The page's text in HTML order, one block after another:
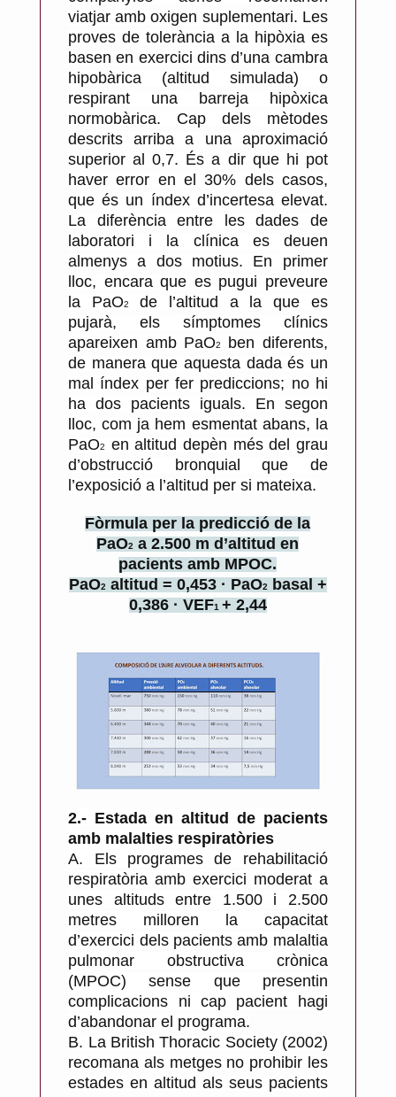
viatjar amb oxigen suplementari. Les
proves de tolerància a la hipòxia es
basen en exercici dins d’una cambra
hipobàrica (altitud simulada) o
respirant una barreja hipòxica
normobàrica. Cap dels mètodes
descrits arriba a una aproximació
superior al 0,7. És a dir que hi pot
haver error en el 30% dels casos,
que és un índex d’incertesa elevat.
La diferència entre les dades de
laboratori i la clínica es deuen
almenys a dos motius. En primer
lloc, encara que es pugui preveure
la PaO2
de l’altitud a la que es
pujarà, els símptomes clínics
apareixen amb PaO2
ben diferents,
de manera que aquesta dada és un
mal índex per fer prediccions; no hi
ha dos pacients iguals. En segon
lloc, com ja hem esmentat abans, la
PaO2
en altitud depèn més del grau
d’obstrucció bronquial que de
l’exposició a l’altitud per si mateixa.
Fòrmula per la predicció de la
PaO2 a 2.500 m d’altitud en
pacients amb MPOC.
PaO2altitud = 0,453 · PaO2basal +
0,386 · VEF1 + 2,44
2.- Estada en altitud de pacients
amb malalties respiratòries
A.
Els programes de rehabilitació
respiratòria amb exercici moderat a
unes altituds entre 1.500 i 2.500
metres milloren la capacitat
d’exercici dels pacients amb malaltia
pulmonar obstructiva crònica
(MPOC) sense que presentin
complicacions ni cap pacient hagi
d’abandonar el programa.
B. La British Thoracic Society (2002)
recomana als metges no prohibir les
estades en altitud als seus pacients